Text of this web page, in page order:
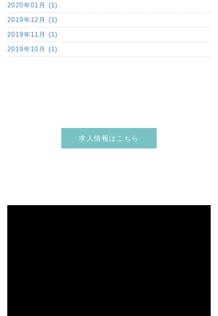
2020年01月 (1)
2019年12月 (1)
2019年11月 (1)
2019年10月 (1)
求人情報はこちら